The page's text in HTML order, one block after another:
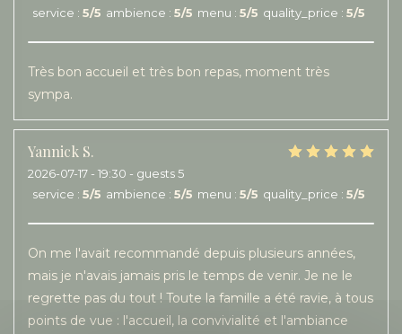
service : 5/5 ambience : 5/5 menu : 5/5 quality_price : 5/5
Très bon accueil et très bon repas, moment très
sympa.
Yannick S
2026-07-17 - 19:30 - guests 5
service : 5/5 ambience : 5/5 menu : 5/5 quality_price : 5/5
On me l'avait recommandé depuis plusieurs années,
mais je n'avais jamais pris le temps de venir. Je ne le
regrette pas du tout ! Toute la famille a été ravie, à tous
points de vue : l'accueil, la convivialité et l'ambiance